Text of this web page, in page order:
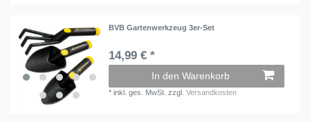
BVB Gartenwerkzeug 3er-Set
14,99 € *
In den Warenkorb
*inkl. ges. MwSt. zzgl.Versandkosten